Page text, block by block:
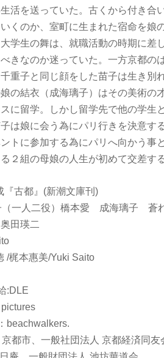
活を送っていた。古くから付き合
くのか、室町に生まれた宿命を娘
学生の舞は、就職活動の時期に差
きなのか迷っていた。一方京都の
重子と同じ顔をした苗子は生き別
の結衣（成海璃子）はその美術の
に留学。しかし留学先で他の学生
は娘に会う為にパリ行きを決意
トに参加する為にパリへ向かう
２組の母娘の人生が初めて交差す
『古都』(新潮文庫刊)
（一人二役）橋本愛 成海璃子
田瑛二
/梶本惠美/Yuki Saito
:DLE
beachwalkers.
都市、一般社団法人 京都経済同